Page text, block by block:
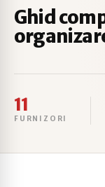
Ghid
11
FURNIZORI